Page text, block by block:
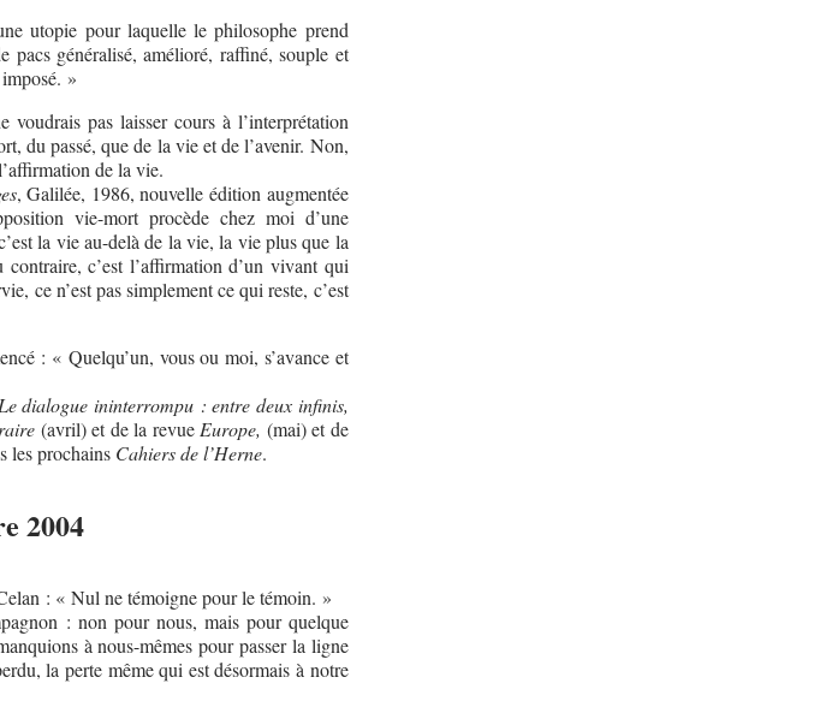
utopie pour laquelle le philosophe prend
généralisé, amélioré, raffiné, souple et
»
pas laisser cours à l’interprétation
du passé, que de la vie et de l’avenir. Non,
de la vie.
, Galilée, 1986, nouvelle édition augmentée
vie-mort procède chez moi d’une
la vie au-delà de la vie, la vie plus que la
c’est l’affirmation d’un vivant qui
ce n’est pas simplement ce qui reste, c’est
: « Quelqu’un, vous ou moi, s’avance et
Le dialogue ininterrompu : entre deux infinis,
(avril) et de la revue Europe, (mai) et de
les prochains Cahiers de l’Herne.
2004
: « Nul ne témoigne pour le témoin. »
: non pour nous, mais pour quelque
à nous-mêmes pour passer la ligne
la perte même qui est désormais à notre